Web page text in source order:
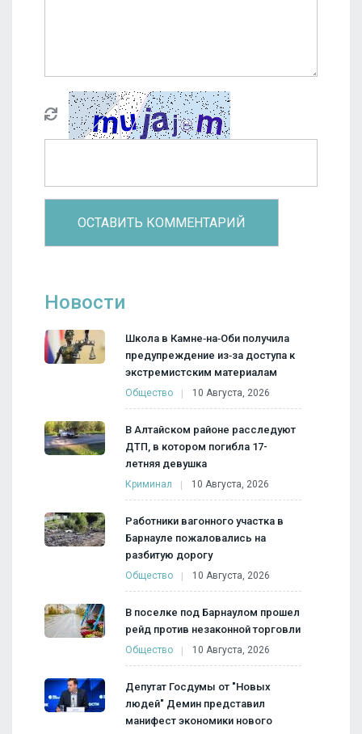
Новости
Школа в Камне‑на‑Оби получила
предупреждение из‑за доступа к
экстремистским материалам
Общество 10 Августа, 2026
В Алтайском районе расследуют
ДТП, в котором погибла 17-
летняя девушка
Криминал 10 Августа, 2026
Работники вагонного участка в
Барнауле пожаловались на
разбитую дорогу
Общество 10 Августа, 2026
В поселке под Барнаулом прошел
рейд против незаконной торговли
Общество 10 Августа, 2026
Депутат Госдумы от "Новых
людей" Демин представил
манифест экономики нового